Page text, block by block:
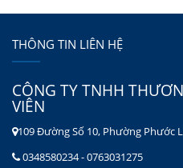
THÔNG TIN LIÊN HỆ
CÔNG TY TNHH
VIÊN
109 Đường Số 10, Phường Phước
0348580234 - 0763031275